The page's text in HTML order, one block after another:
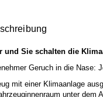
Sie schalten die
Geruch in die Nase:
mit einer Klimaanlage
unter dem